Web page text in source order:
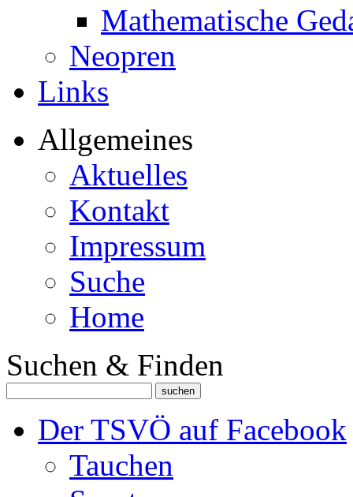
Mathematische
Neopren
Links
Allgemeines
Aktuelles
Kontakt
Impressum
Suche
Home
Suchen & Finden
Der TSVÖ auf Facebook
Tauchen